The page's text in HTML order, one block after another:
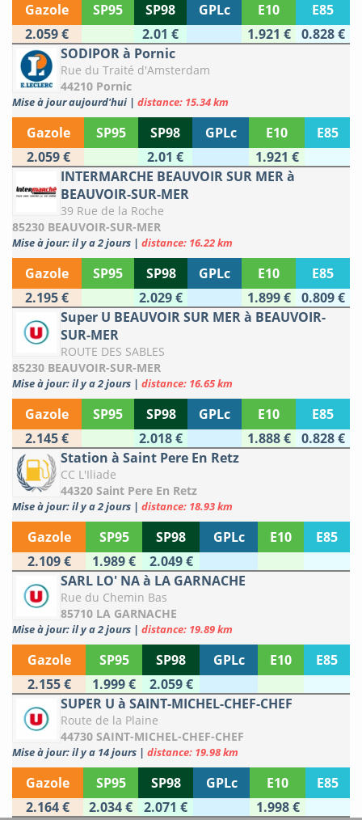
Gazole SP95 SP98 GPLc E10
E85
2.059 €
2.01 € 1.921 €
0.828 €
SODIPOR à Pornic
Rue du Traité d'Amsterdam
44210 Pornic
Mise à jour aujourd'hui | distance: 15.34 km
Gazole SP95 SP98 GPLc E10
E85
2.059 €
2.01 €
1.921 €
INTERMARCHE BEAUVOIR SUR MER à
BEAUVOIR-SUR-MER
39 Rue de la Roche
85230 BEAUVOIR-SUR-MER
Mise à jour: il y a 2 jours | distance: 16.22 km
Gazole SP95 SP98 GPLc E10
E85
2.195 €
2.029 € 1.899 €
0.809 €
Super U BEAUVOIR SUR MER à BEAUVOIR-
SUR-MER
ROUTE DES SABLES
85230 BEAUVOIR-SUR-MER
Mise à jour: il y a 2 jours | distance: 16.65 km
Gazole SP95 SP98 GPLc E10
E85
2.145 €
2.018 € 1.888 €
0.828 €
Station à Saint Pere En Retz
CC L'Iliade
44320 Saint Pere En Retz
Mise à jour: il y a 2 jours | distance: 18.93 km
Gazole SP95 SP98 GPLc E10
E85
2.109 €
1.989 €
2.049 €
SARL LO' NA à LA GARNACHE
Rue du Chemin Bas
85710 LA GARNACHE
Mise à jour: il y a 2 jours | distance: 19.89 km
Gazole SP95 SP98 GPLc E10
E85
2.155 €
1.999 €
2.059 €
SUPER U à SAINT-MICHEL-CHEF-CHEF
Route de la Plaine
44730 SAINT-MICHEL-CHEF-CHEF
Mise à jour: il y a 14 jours | distance: 19.98 km
Gazole SP95 SP98 GPLc E10
E85
2.164 €
2.034 € 2.071 € 1.998 €